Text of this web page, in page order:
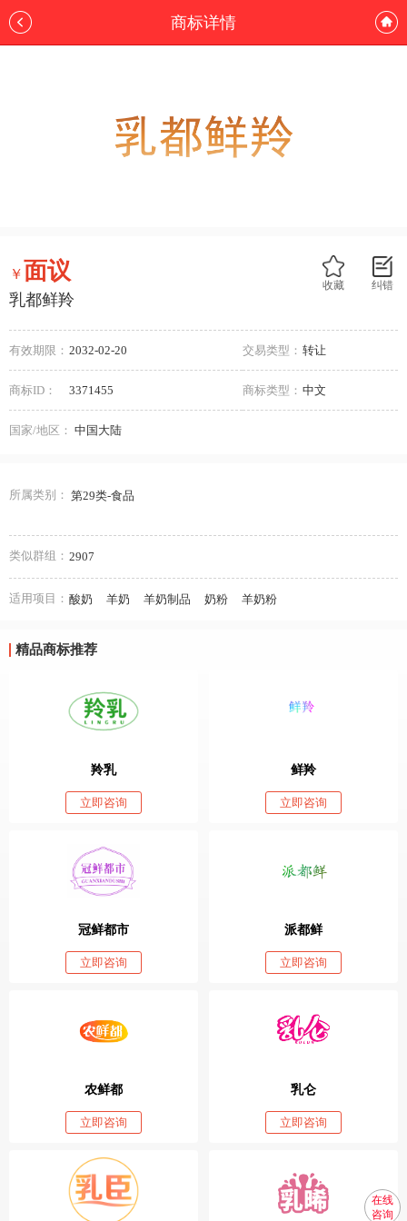
商标详情
纠错
收藏
￥面议
乳都鲜羚
有效期限： 2032-02-20 交易类型： 转让
商标ID： 3371455 商标类型： 中文
国家/地区： 中国大陆
所属类别： 第29类-食品
类似群组： 2907
适用项目： 酸奶 羊奶 羊奶制品 奶粉 羊奶粉
精品商标推荐
羚乳
立即咨询
鲜羚
立即咨询
冠鲜都市
立即咨询
派都鲜
立即咨询
农鲜都
立即咨询
乳仑
立即咨询
在线
咨询